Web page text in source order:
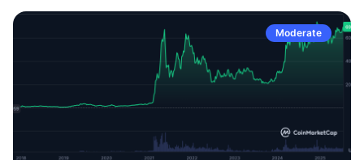
Moderate